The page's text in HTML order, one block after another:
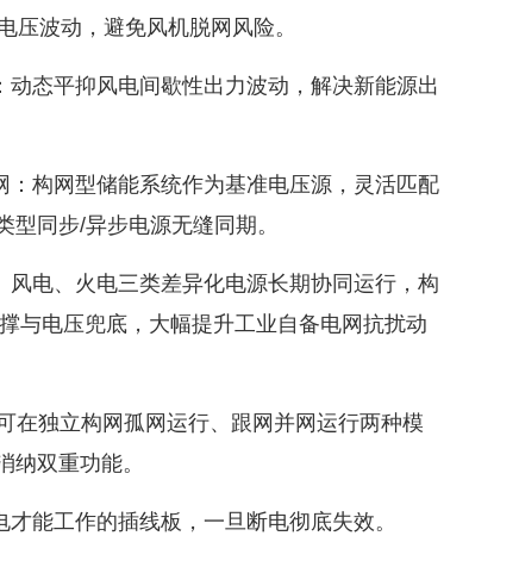
压波动，避免风机脱网风险。
态平抑风电间歇性出力波动，解决新能源出
构网型储能系统作为基准电压源，灵活匹配
同步/异步电源无缝同期。
电、火电三类差异化电源长期协同运行，构
与电压兜底，大幅提升工业自备电网抗扰动
在独立构网孤网运行、跟网并网运行两种模
双重功能。
能工作的插线板，一旦断电彻底失效。